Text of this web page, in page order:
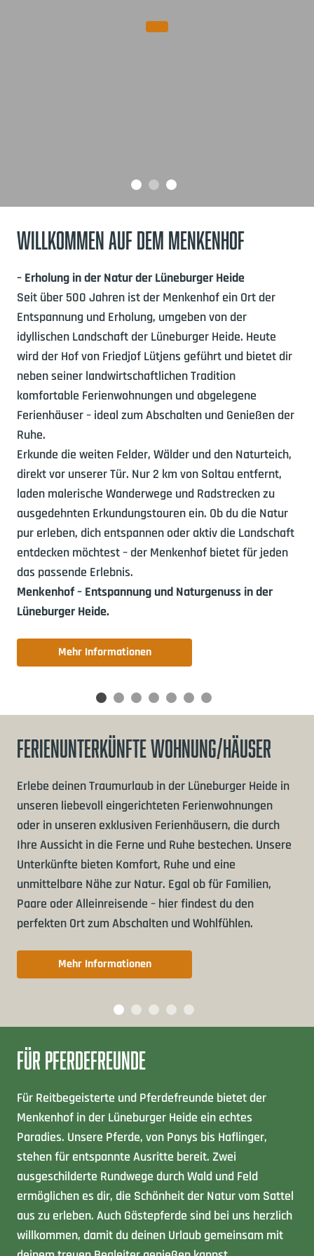
WILLKOMMEN AUF DEM MENKENHOF
– Erholung in der Natur der Lüneburger Heide
Seit über 500 Jahren ist der Menkenhof ein Ort der
Entspannung und Erholung, umgeben von der
idyllischen Landschaft der Lüneburger Heide. Heute
wird der Hof von Friedjof Lütjens geführt und bietet dir
neben seiner landwirtschaftlichen Tradition
komfortable Ferienwohnungen und abgelegene
Ferienhäuser – ideal zum Abschalten und Genießen der
Ruhe.
Erkunde die weiten Felder, Wälder und den Naturteich,
direkt vor unserer Tür. Nur 2 km von Soltau entfernt,
laden malerische Wanderwege und Radstrecken zu
ausgedehnten Erkundungstouren ein. Ob du die Natur
pur erleben, dich entspannen oder aktiv die Landschaft
entdecken möchtest – der Menkenhof bietet für jeden
das passende Erlebnis.
Menkenhof – Entspannung und Naturgenuss in der
Lüneburger Heide.
Mehr Informationen
FERIENUNTERKÜNFTEWOHNUNG/HÄUSER
Erlebe deinen Traumurlaub in der Lüneburger Heide in
unseren liebevoll eingerichteten Ferienwohnungen
oder in unseren exklusiven Ferienhäusern, die durch
Ihre Aussicht in die Ferne und Ruhe bestechen. Unsere
Unterkünfte bieten Komfort, Ruhe und eine
unmittelbare Nähe zur Natur. Egal ob für Familien,
Paare oder Alleinreisende – hier findest du den
perfekten Ort zum Abschalten und Wohlfühlen.
Mehr Informationen
FÜRPFERDEFREUNDE
Für Reitbegeisterte und Pferdefreunde bietet der
Menkenhof in der Lüneburger Heide ein echtes
Paradies. Unsere Pferde, von Ponys bis Haflinger,
stehen für entspannte Ausritte bereit. Zwei
ausgeschilderte Rundwege durch Wald und Feld
ermöglichen es dir, die Schönheit der Natur vom Sattel
aus zu erleben. Auch Gästepferde sind bei uns herzlich
willkommen, damit du deinen Urlaub gemeinsam mit